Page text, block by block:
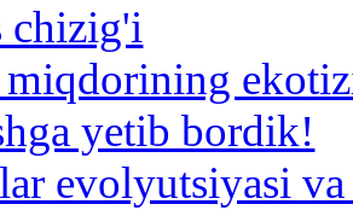
chizig'i
yetib bordik!
evolyutsiyasi